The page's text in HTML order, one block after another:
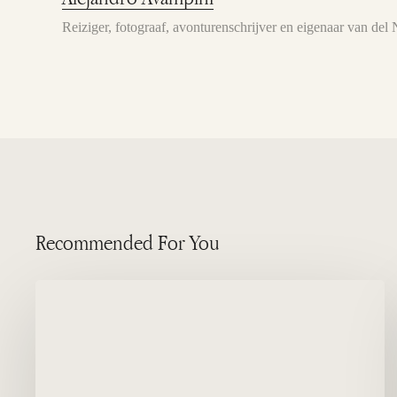
Reiziger, fotograaf, avonturenschrijver en eigenaar van del
Recommended For You